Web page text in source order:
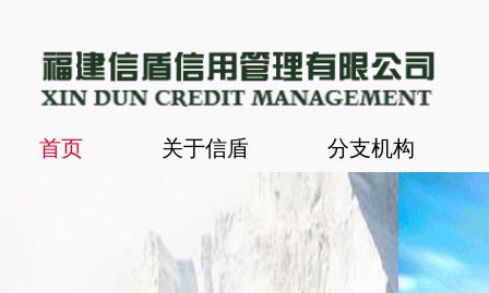
首页 关于信盾 分支机构